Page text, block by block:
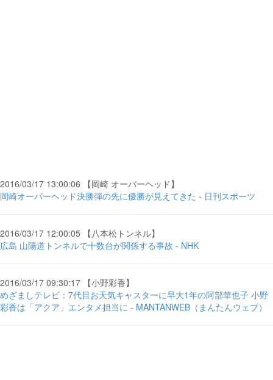
2016/03/17 13:00:06 【岡崎 オーバーヘッド】
岡崎オーバーヘッド決勝弾の先に優勝が見えてきた - 日刊スポーツ
2016/03/17 12:00:05 【八本松トンネル】
広島 山陽道トンネルで十数台が関係する事故 - NHK
2016/03/17 09:30:17 【小野彩香】
めざましテレビ：7代目お天気キャスターに早大1年の阿部華也子 小野
彩香は「アクア」エンタメ担当に - MANTANWEB（まんたんウェブ）